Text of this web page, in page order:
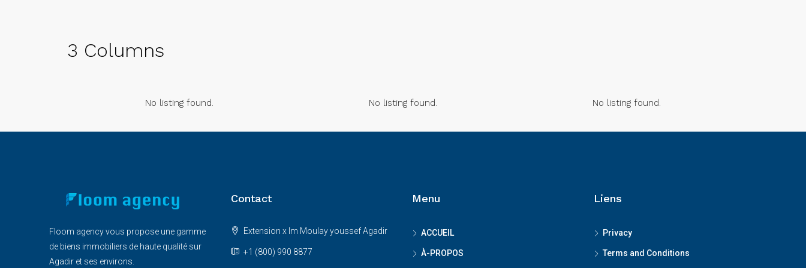
3 Columns
No listing found. No listing found. No listing found.
Floom agency vous propose une gamme
de biens immobiliers de haute qualité sur
Agadir et ses environs.
Contact
Extension x Im Moulay youssef Agadir
+1 (800) 990 8877
Menu
ACCUEIL
À-PROPOS
Liens
Privacy
Terms and Conditions